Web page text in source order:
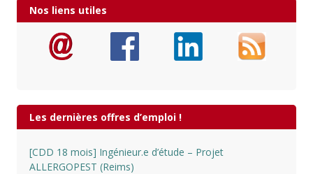
Nos liens utiles
Les dernières offres d’emploi !
[CDD 18 mois] Ingénieur.e d’étude – Projet
ALLERGOPEST (Reims)